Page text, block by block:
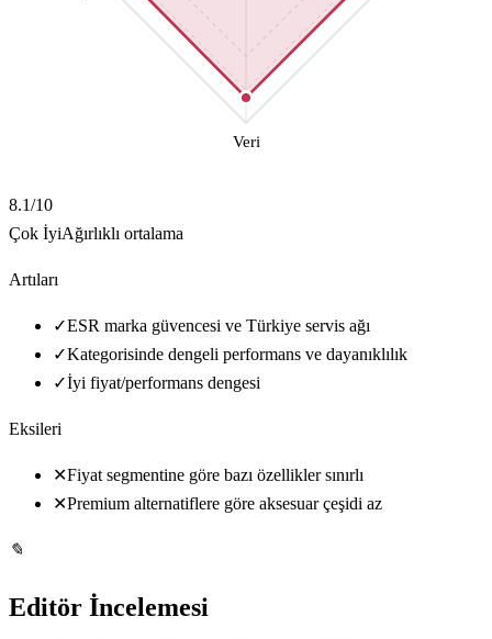
Veri
8.1/10
Çok İyiAğırlıklı ortalama
Artıları
✓ESR marka güvencesi ve Türkiye servis ağı
✓Kategorisinde dengeli performans ve dayanıklılık
✓İyi fiyat/performans dengesi
Eksileri
✕Fiyat segmentine göre bazı özellikler sınırlı
✕Premium alternatiflere göre aksesuar çeşidi az
✎
Editör İncelemesi